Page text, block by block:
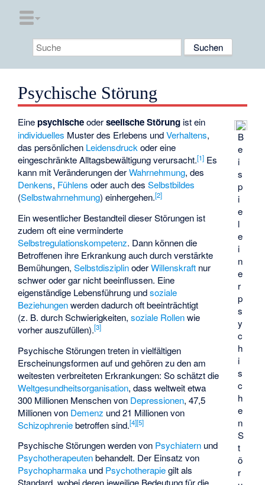
Psychische Störung
B
e
i
s
p
i
e
l
e
i
n
e
r
p
s
y
c
h
i
s
c
h
e
n
S
t
ö
r
Einepsychischeoderseelische Störung ist ein
individuelles Muster des Erlebens undVerhaltens,
das persönlichen Leidensdruckoder eine
eingeschränkte Alltagsbewältigung verursacht.[1] Es
kann mit Veränderungen derWahrnehmung, des
Denkens, Fühlens oder auch desSelbstbildes
(Selbstwahrnehmung) einhergehen.[2]
Ein wesentlicher Bestandteil dieser Störungen ist
zudem oft eine verminderte
Selbstregulationskompetenz. Dann können die
Betroffenen ihre Erkrankung auch durch verstärkte
Bemühungen,SelbstdisziplinoderWillenskraft nur
schwer oder gar nicht beeinflussen. Eine
eigenständige Lebensführung undsoziale
Beziehungenwerden dadurch oft beeinträchtigt
(z. B. durch Schwierigkeiten,soziale Rollenwie
vorher auszufüllen).[3]
Psychische Störungen treten in vielfältigen
Erscheinungsformen auf und gehören zu den am
weitesten verbreiteten Erkrankungen: So schätzt die
Weltgesundheitsorganisation, dass weltweit etwa
300 Millionen Menschen von Depressionen, 47,5
Millionen von Demenz und 21 Millionen von
Schizophreniebetroffen sind.[4][5]
Psychische Störungen werden von Psychiatern und
Psychotherapeutenbehandelt. Der Einsatz von
Psychopharmaka und Psychotherapiegilt als